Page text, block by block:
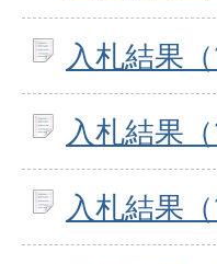
入札結果（
入札結果（
入札結果